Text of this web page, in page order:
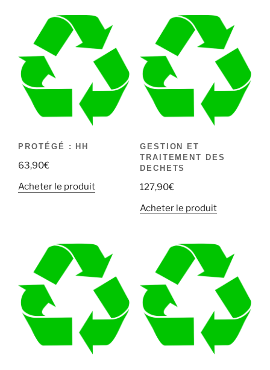
PROTÉGÉ : HH
63,90€
Acheter le produit
GESTION ET
TRAITEMENT DES
DECHETS
127,90€
Acheter le produit